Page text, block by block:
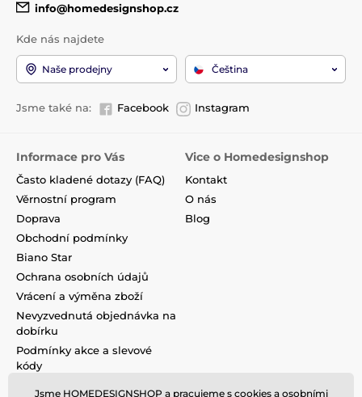
info@homedesignshop.cz
Kde nás najdete
Naše prodejny Čeština
Jsme také na: Facebook Instagram
Informace pro Vás
Často kladené dotazy (FAQ)
Věrnostní program
Doprava
Obchodní podmínky
Biano Star
Ochrana osobních údajů
Vrácení a výměna zboží
Nevyzvednutá objednávka na
dobírku
Podmínky akce a slevové
kódy
Vice o Homedesignshop
Kontakt
O nás
Blog
Jsme HOMEDESIGNSHOP a pracujeme s cookies a osobními